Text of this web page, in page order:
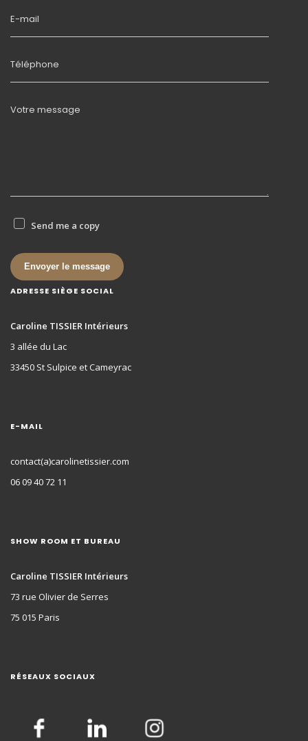
E-mail
Téléphone
Votre message
Send me a copy
Envoyer le message
ADRESSE SIÈGE SOCIAL
Caroline TISSIER Intérieurs
3 allée du Lac
33450 St Sulpice et Cameyrac
E-MAIL
contact(a)carolinetissier.com
06 09 40 72 11
SHOW ROOM ET BUREAU
Caroline TISSIER Intérieurs
73 rue Olivier de Serres
75 015 Paris
RÉSEAUX SOCIAUX